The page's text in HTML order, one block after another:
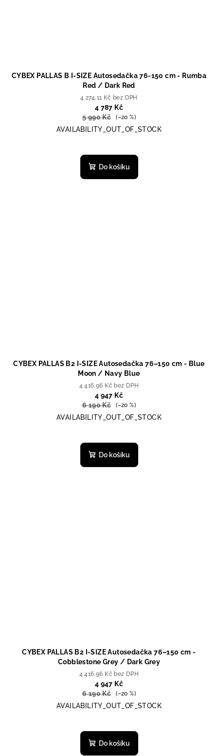
CYBEX PALLAS B I-SIZE Autosedačka 76-150 cm - Rumba
Red / Dark Red
4 274,11 Kč bez DPH
4 787 Kč
5 990 Kč
(–20 %)
AVAILABILITY_OUT_OF_STOCK
hodnocení
produktu
Do košíku
CYBEX PALLAS B2 I-SIZE Autosedačka 76–150 cm - Blue
Moon / Navy Blue
4 416,96 Kč bez DPH
4 947 Kč
6 190 Kč
(–20 %)
AVAILABILITY_OUT_OF_STOCK
Do košíku
CYBEX PALLAS B2 I-SIZE Autosedačka 76–150 cm -
Cobblestone Grey / Dark Grey
4 416,96 Kč bez DPH
4 947 Kč
6 190 Kč
(–20 %)
AVAILABILITY_OUT_OF_STOCK
Do košíku